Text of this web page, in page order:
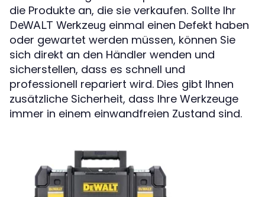
die Produkte an, die sie verkaufen. Sollte Ihr
DeWALT Werkzeug einmal einen Defekt haben
oder gewartet werden müssen, können Sie
sich direkt an den Händler wenden und
sicherstellen, dass es schnell und
professionell repariert wird. Dies gibt Ihnen
zusätzliche Sicherheit, dass Ihre Werkzeuge
immer in einem einwandfreien Zustand sind.